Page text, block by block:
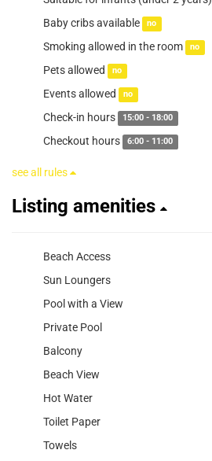
Baby cribs available no
Smoking allowed in the room no
Pets allowed no
Events allowed no
Check-in hours 15:00 - 18:00
Checkout hours 6:00 - 11:00
see all rules
Listing amenities
Beach Access
Sun Loungers
Pool with a View
Private Pool
Balcony
Beach View
Hot Water
Toilet Paper
Towels